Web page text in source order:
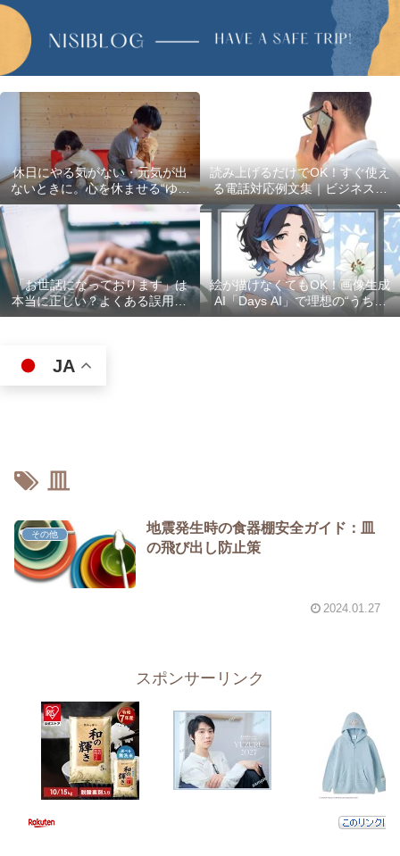
休日にやる気がない・元気が出
ないときに。心を休ませる“ゆる
い過ごし方”5選
読み上げるだけでOK！すぐ使え
る電話対応例文集｜ビジネスで
使える最初の言葉・最後の言葉
も完全網羅
「お世話になっております」は
本当に正しい？よくある誤用10
選
絵が描けなくてもOK！画像生成
AI「Days AI」で理想の“うちの
子”キャラクターを作ってみた体
JA
皿
その他
地震発生時の食器棚安全ガイド：皿
の飛び出し防止策
2024.01.27
スポンサーリンク